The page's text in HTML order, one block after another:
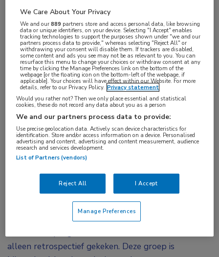
de in 2015 verschenen PRIME II-studie.
voor deze studies kwam maar een deel van de
borstkankerpatiënten in aanmerking. In de CALBG-
studie bestonden de deelnemers uit oudere
vrouwen (≤ 70) met HR+ mammacarcinoom niet
groter dan 2 cm. En in de PRIME-II-studie werden
enkel relatief oudere vrouwen (> 65 jaar) met laag-
risico mammacarcinoom geïncludeerd (pT1–2; ≤ 3
cm).
“Er zijn diverse studies die onderzocht hebben of het
mogelijk is om radiotherapie achterwege te laten”,
vertelt oncologisch chirurg Frederieke van
Duijnhoven. “Bij oudere patiënten zijn ook al
prospectieve studies verricht, zoals de PRIME II-
Maar naar de groep waar de DESCARTES-
studie naar kijkt – patiënten die na neoadjuvante
alleen retrospectief gekeken. Deze groep is
We Care About Your Privacy
We and our889 partners store and access personal data, like browsing
data or unique identifiers, on your device. Selecting "I Accept" enables
tracking technologies to support the purposes shown under "we and our
partners process data to provide," whereas selecting "Reject All" or
withdrawing your consent will disable them. If trackers are disabled,
some content and ads you see may not be as relevant to you. You can
resurface this menu to change your choices or withdraw consent at any
time by clicking the Manage Preferences link on the bottom of the
webpage [or the floating icon on the bottom-left of the webpage, if
applicable]. Your choices will have effect within our Website. For more
details, refer to our Privacy Policy. Privacy statement
Would you rather not? Then we only place essential and statistical
cookies, these do not record any data about you as a person
We and our partners process data to provide:
Use precise geolocation data. Actively scan device characteristics for
identification. Store and/or access information on a device. Personalised
advertising and content, advertising and content measurement, audience
research and services development.
List of Partners (vendors)
Reject All I Accept
Manage Preferences